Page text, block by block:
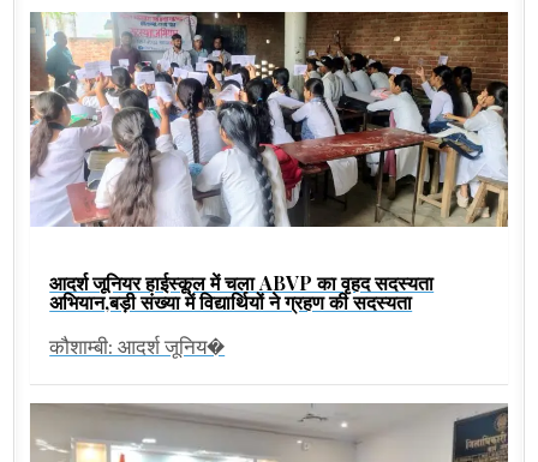
आदर्श जूनियर हाईस्कूल में चला ABVP का वृहद सदस्यता
अभियान,बड़ी संख्या में विद्यार्थियों ने ग्रहण की सदस्यता
कौशाम्बी: आदर्श जूनिय�